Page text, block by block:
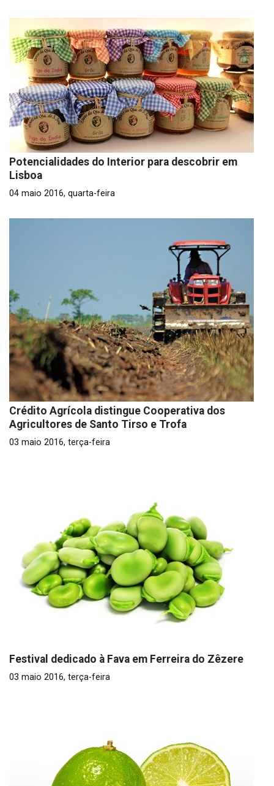
Potencialidades do Interior para descobrir em
Lisboa
04 maio 2016, quarta-feira
Crédito Agrícola distingue Cooperativa dos
Agricultores de Santo Tirso e Trofa
03 maio 2016, terça-feira
Festival dedicado à Fava em Ferreira do Zêzere
03 maio 2016, terça-feira